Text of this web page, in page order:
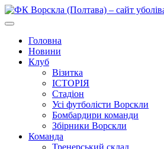
Головна
Новини
Клуб
Візитка
ІСТОРІЯ
Стадіон
Усі футболісти Ворскли
Бомбардири команди
Збірники Ворскли
Команда
Тренерський склад